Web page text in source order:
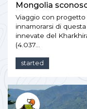
Mongolia
Viaggio con
innamorarsi di
innevate del
(4.037…
started